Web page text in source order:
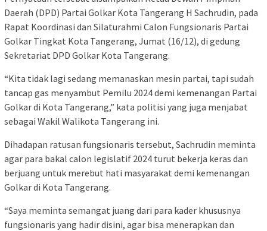
Daerah (DPD) Partai Golkar Kota Tangerang H Sachrudin, pada
Rapat Koordinasi dan Silaturahmi Calon Fungsionaris Partai
Golkar Tingkat Kota Tangerang, Jumat (16/12), di gedung
Sekretariat DPD Golkar Kota Tangerang.
“Kita tidak lagi sedang memanaskan mesin partai, tapi sudah
tancap gas menyambut Pemilu 2024 demi kemenangan Partai
Golkar di Kota Tangerang,” kata politisi yang juga menjabat
sebagai Wakil Walikota Tangerang ini.
Dihadapan ratusan fungsionaris tersebut, Sachrudin meminta
agar para bakal calon legislatif 2024 turut bekerja keras dan
berjuang untuk merebut hati masyarakat demi kemenangan
Golkar di Kota Tangerang.
“Saya meminta semangat juang dari para kader khususnya
fungsionaris yang hadir disini, agar bisa menerapkan dan